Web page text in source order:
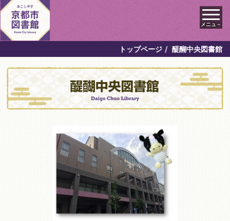
メニュ－
トップページ 醍醐中央図書館